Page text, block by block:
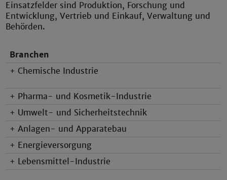
Einsatzfelder sind Produktion, Forschung und
Entwicklung, Vertrieb und Einkauf, Verwaltung und
Behörden.
Branchen
+ Chemische Industrie
+ Pharma- und Kosmetik-Industrie
+ Umwelt- und Sicherheitstechnik
+ Anlagen- und Apparatebau
+ Energieversorgung
+ Lebensmittel-Industrie